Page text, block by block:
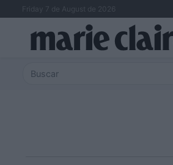
Friday 7 de August de 2026